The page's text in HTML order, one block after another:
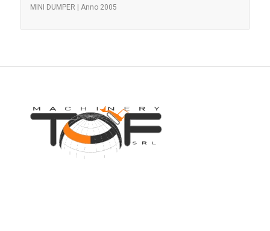
MINI DUMPER | Anno 2005